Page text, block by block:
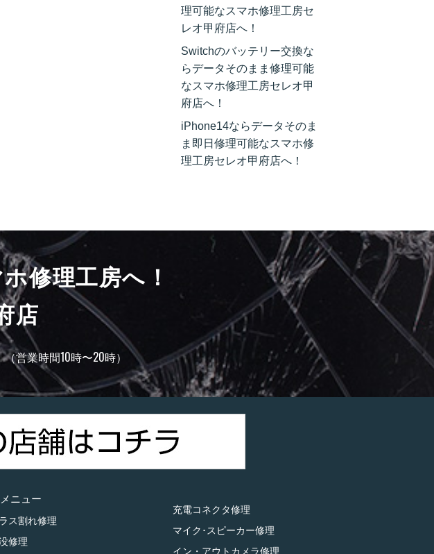
理可能なスマホ修理工房セ
レオ甲府店へ！
Switchのバッテリー交換な
らデータそのまま修理可能
なスマホ修理工房セレオ甲
府店へ！
iPhone14ならデータそのま
ま即日修理可能なスマホ修
理工房セレオ甲府店へ！
修理工房へ！
店
（営業時間10時〜20時）
ニュー
ス割れ修理
修理
充電コネクタ修理
マイク･スピーカー修理
イン・アウトカメラ修理